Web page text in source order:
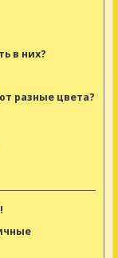
в них?
разные цвета?